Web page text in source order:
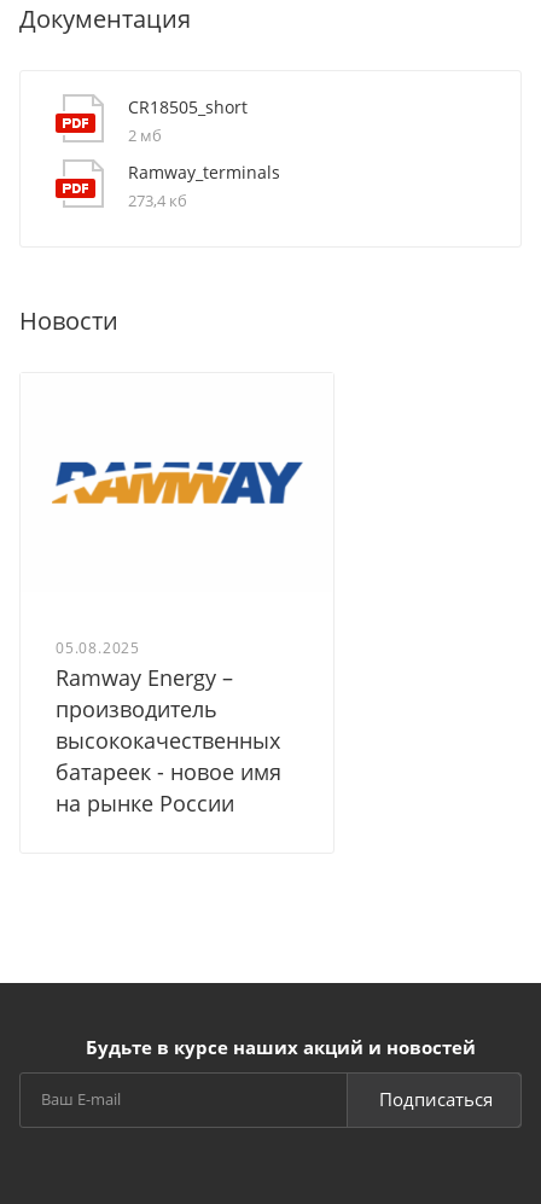
Документация
CR18505_short
2 мб
Ramway_terminals
273,4 кб
Новости
05.08.2025
Ramway Energy –
производитель
высококачественных
батареек - новое имя
на рынке России
Будьте в курсе наших акций и новостей
Подписаться